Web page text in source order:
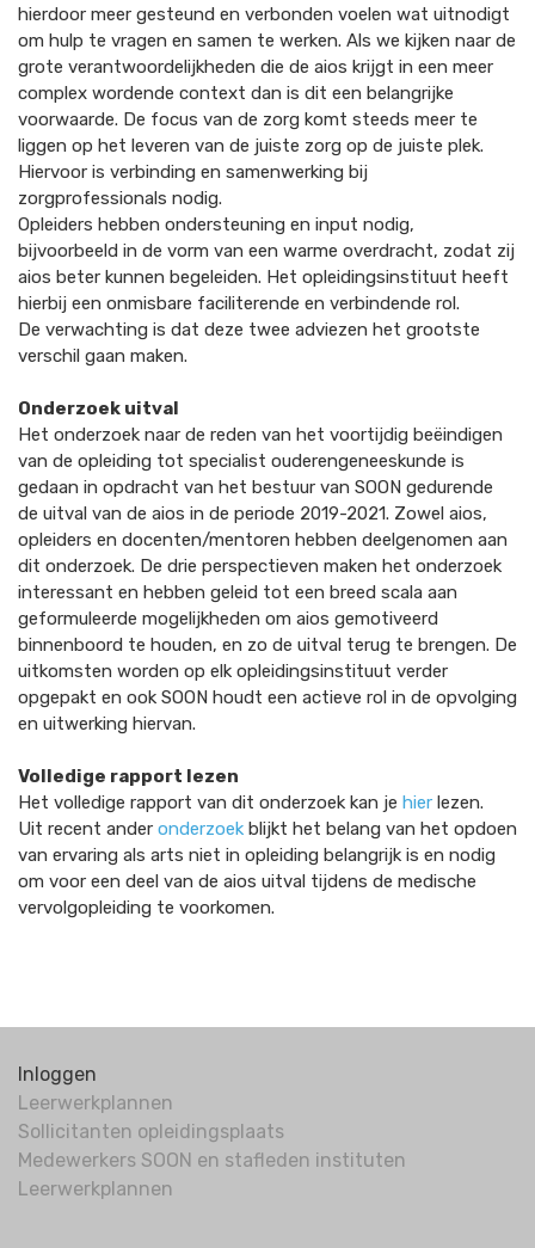
hierdoor meer gesteund en verbonden voelen wat uitnodigt
om hulp te vragen en samen te werken. Als we kijken naar de
grote verantwoordelijkheden die de aios krijgt in een meer
complex wordende context dan is dit een belangrijke
voorwaarde. De focus van de zorg komt steeds meer te
liggen op het leveren van de juiste zorg op de juiste plek.
Hiervoor is verbinding en samenwerking bij
zorgprofessionals nodig.
Opleiders hebben ondersteuning en input nodig,
bijvoorbeeld in de vorm van een warme overdracht, zodat zij
aios beter kunnen begeleiden. Het opleidingsinstituut heeft
hierbij een onmisbare faciliterende en verbindende rol.
De verwachting is dat deze twee adviezen het grootste
verschil gaan maken.
Onderzoek uitval
Het onderzoek naar de reden van het voortijdig beëindigen
van de opleiding tot specialist ouderengeneeskunde is
gedaan in opdracht van het bestuur van SOON gedurende
de uitval van de aios in de periode 2019-2021. Zowel aios,
opleiders en docenten/mentoren hebben deelgenomen aan
dit onderzoek. De drie perspectieven maken het onderzoek
interessant en hebben geleid tot een breed scala aan
geformuleerde mogelijkheden om aios gemotiveerd
binnenboord te houden, en zo de uitval terug te brengen. De
uitkomsten worden op elk opleidingsinstituut verder
opgepakt en ook SOON houdt een actieve rol in de opvolging
en uitwerking hiervan.
Volledige rapport lezen
Het volledige rapport van dit onderzoek kan je hier lezen.
Uit recent ander onderzoek blijkt het belang van het opdoen
van ervaring als arts niet in opleiding belangrijk is en nodig
om voor een deel van de aios uitval tijdens de medische
vervolgopleiding te voorkomen.
Inloggen
Leerwerkplannen
Sollicitanten opleidingsplaats
Medewerkers SOON en stafleden instituten
Leerwerkplannen